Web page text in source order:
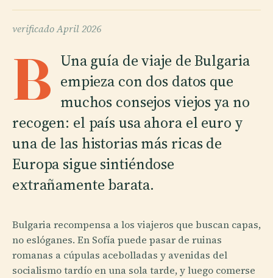
verificadoApril 2026
B Una guía de viaje de Bulgaria
empieza con dos datos que
muchos consejos viejos ya no
recogen: el país usa ahora el euro y
una de las historias más ricas de
Europa sigue sintiéndose
extrañamente barata.
Bulgaria recompensa a los viajeros que buscan capas,
no eslóganes. En Sofía puede pasar de ruinas
romanas a cúpulas acebolladas y avenidas del
socialismo tardío en una sola tarde, y luego comerse